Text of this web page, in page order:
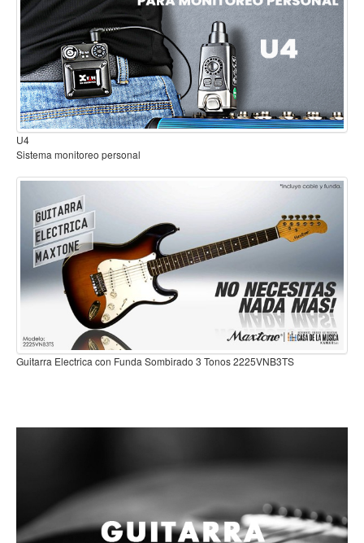
Mantenimiento y cuidado
Fajas y soportes
Fundas y estuches
Boquillas y abrazaderas
Accesorios
Percusión
Panderos
Percusión Latina
Tambores
Redoblantes
Bombos
Kalimba
Xilófonos y liras
Campanas, lluvias y platillos
Redoblantes
Tambores
B2
Sistema inalambrico para guitarra o bajo
Guitarra Electrica con Funda Sombirado 3 Tonos 2225VNB3TS